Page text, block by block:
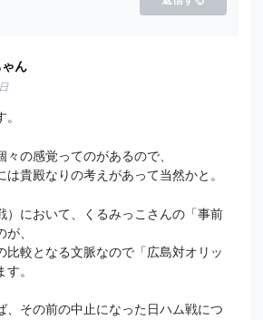
ん
々の感覚ってのがあるので、
は貴殿なりの考えがあって当然かと。
）において、くるみっこさんの「事前
、
比較となる文脈なので「広島対オリッ
。
、その前の中止になった日ハム戦につ